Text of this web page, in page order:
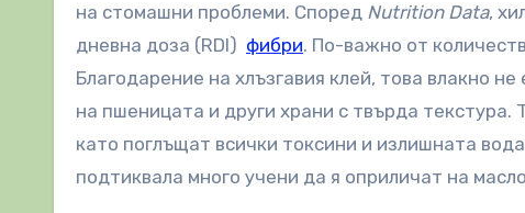
на стомашни проблеми. Според Nutrition Data,
дневна доза (RDI) фибри. По-важно от
Благодарение на хлъзгавия клей, това влакно
на пшеницата и други храни с твърда текстура.
като поглъщат всички токсини и излишната
подтиквала много учени да я оприличат на